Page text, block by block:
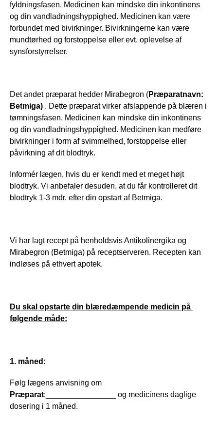
fyldningsfasen. Medicinen kan mindske din inkontinens
og din vandladningshyppighed. Medicinen kan være
forbundet med bivirkninger. Bivirkningerne kan være
mundtørhed og forstoppelse eller evt. oplevelse af
synsforstyrrelser.
Det andet præparat hedder Mirabegron (
Betmiga) . Dette præparat virker afslappende på blæren i
tømningsfasen. Medicinen kan mindske din inkontinens
og din vandladningshyppighed. Medicinen kan medføre
bivirkninger i form af svimmelhed, forstoppelse eller
påvirkning af dit blodtryk.
Informér lægen, hvis du er kendt med et meget højt
blodtryk. Vi anbefaler desuden, at du får kontrolleret dit
blodtryk 1-3 mdr. efter din opstart af Betmiga.
Vi har lagt recept på henholdsvis Antikolinergika og
Mirabegron (Betmiga) på receptserveren. Recepten kan
indløses på ethvert apotek.
Du skal opstarte din blæredæmpende medicin på
følgende måde:
1. måned:
Præparat:________________ og medicinens daglige
dosering i 1 måned.